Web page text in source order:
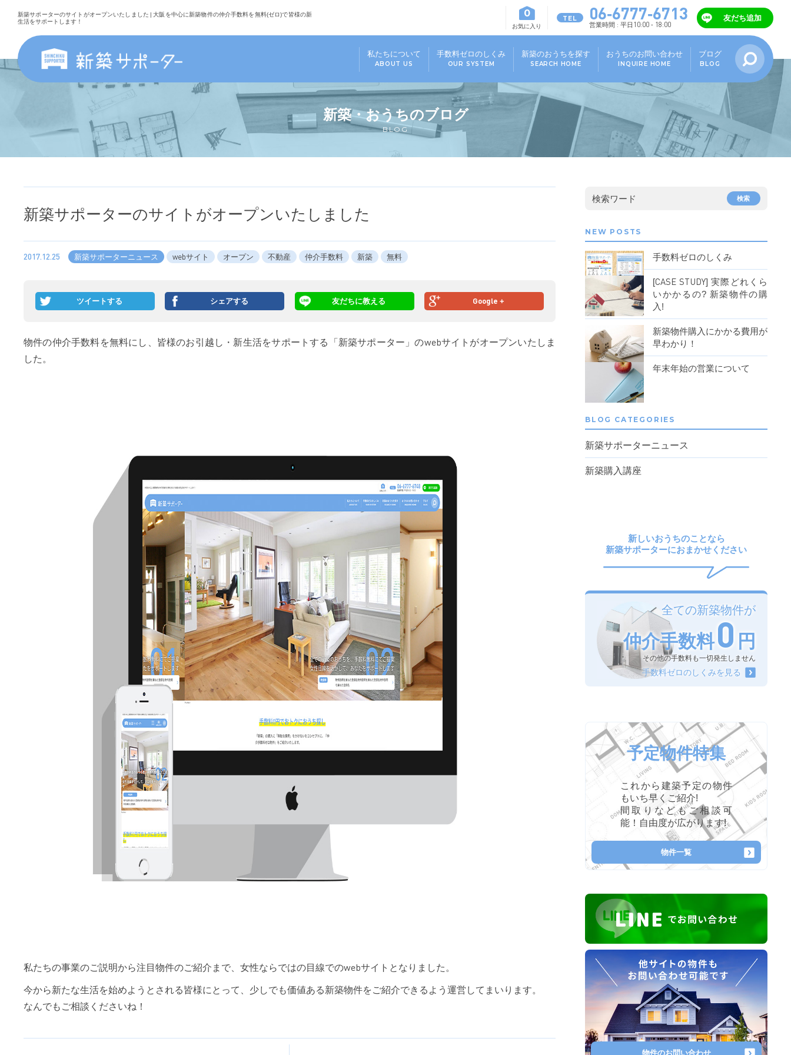
新築サポーターのサイトがオープンいたしました | 大阪を中心に新築物件の仲介手数料を無料(ゼロ)で皆様の新
生活をサポートします！
友だち追加
TEL 06-6777-6713
営業時間 : 平日10:00 - 18:00
0
お気に入り
ブログ
BLOG
おうちのお問い合わせ
INQUIRE HOME
新築のおうちを探す
SEARCH HOME
手数料ゼロのしくみ
OUR SYSTEM
私たちについて
ABOUT US
新築・おうちのブログ
BLOG
検索ワード 検索
NEW POSTS
手数料ゼロのしくみ
[CASE STUDY] 実際どれくら
入!
新築物件購入にかかる費用が
年末年始の営業について
新築購入講座
新しいおうちのことなら
新築サポーターにおまかせください
その他の手数料も一切発生しません
手数料ゼロのしくみを見る
予定物件特集
これから建築予定の物件
能！自由度が広がります!
物件一覧
新築サポーターのサイトがオープンいたしました
2017.12.25 新築サポーターニュース webサイト オープン 不動産 仲介手数料 新築 無料
ツイートする シェアする 友だちに教える Google +
物件の仲介手数料を無料にし、皆様のお引越し・新生活をサポートする「新築サポーター」のwebサイトがオープンいたしま
した。
私たちの事業のご説明から注目物件のご紹介まで、女性ならではの目線でのwebサイトとなりました。
今から新たな生活を始めようとされる皆様にとって、少しでも価値ある新築物件をご紹介できるよう運営してまいります。
なんでもご相談くださいね！